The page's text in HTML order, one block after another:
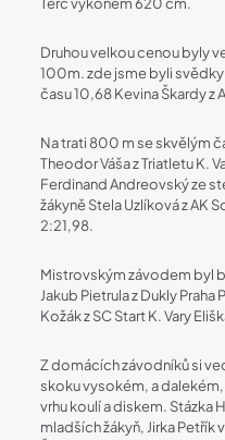
Druhou velkou cenou byly
100m. zde jsme byli
času 10,68 Kevina Škardy z
Na trati 800 m se skvělým
Theodor Váša z Triatletu K.
Ferdinand Andreovský ze
žákyně Stela Uzlíková z AK
2:21,98.
Mistrovským závodem byl
Jakub Pietrula z Dukly
Kožák z SC Start K. Vary
Z domácích závodníků si
skoku vysokém, a
vrhu koulí a diskem. Stázka
mladších žákyň, Jirka